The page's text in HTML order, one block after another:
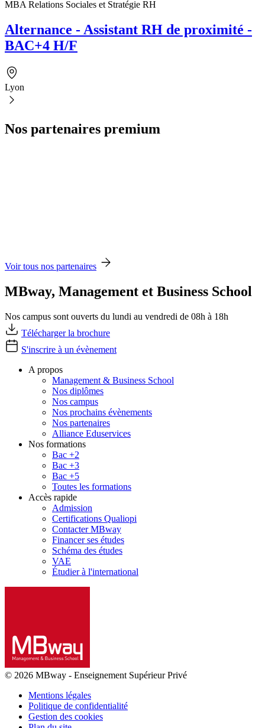
MBA Relations Sociales et Stratégie RH
Alternance - Assistant RH de proximité -
BAC+4 H/F
Lyon
Nos partenaires premium
Voir tous nos partenaires
MBway, Management et Business School
Nos campus sont ouverts du lundi au vendredi de 08h à 18h
Télécharger la brochure
S'inscrire à un évènement
A propos
Management & Business School
Nos diplômes
Nos campus
Nos prochains évènements
Nos partenaires
Alliance Eduservices
Nos formations
Bac +2
Bac +3
Bac +5
Toutes les formations
Accès rapide
Admission
Certifications Qualiopi
Contacter MBway
Financer ses études
Schéma des études
VAE
Étudier à l'international
© 2026 MBway - Enseignement Supérieur Privé
Mentions légales
Politique de confidentialité
Gestion des cookies